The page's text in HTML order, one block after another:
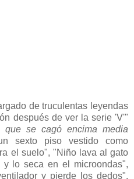
de truculentas leyendas
después de ver la serie 'V'"
que se cagó encima media
sexto piso vestido como
el suelo", "Niño lava al gato
lo seca en el microondas",
y pierde los dedos".